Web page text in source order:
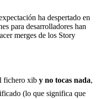
ha despertado en
para desarrolladores han
merges de los Story
fichero xib y no tocas nada,
(lo que significa que